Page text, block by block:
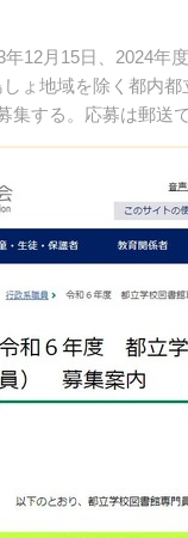
12月15日、2024年
ょ地域を除く都内
集する。応募は郵送